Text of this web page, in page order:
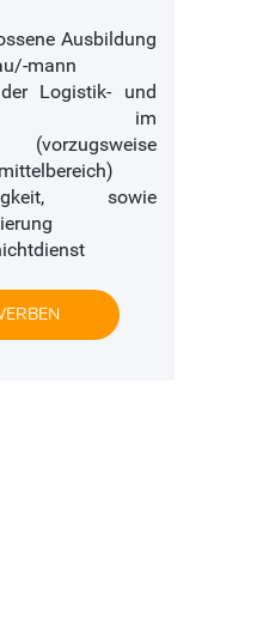
Ausbildung
mann
Logistik- und
im
(vorzugsweise
sowie